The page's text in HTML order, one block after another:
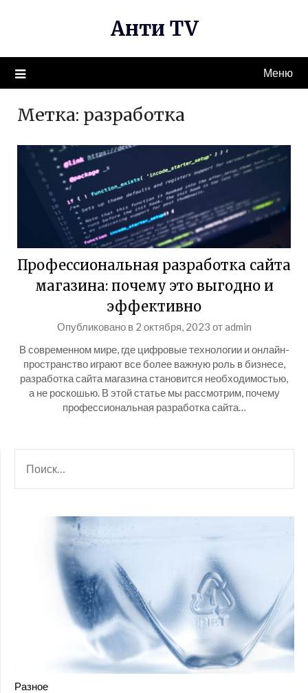
Анти TV
Меню
Метка: разработка
Профессиональная разработка сайта
магазина: почему это выгодно и
эффективно
Опубликовано в 2 октября, 2023 отadmin
В современном мире, где цифровые технологии и онлайн-
пространство играют все более важную роль в бизнесе,
разработка сайта магазина становится необходимостью,
а не роскошью. В этой статье мы рассмотрим, почему
профессиональная разработка сайта…
Разное